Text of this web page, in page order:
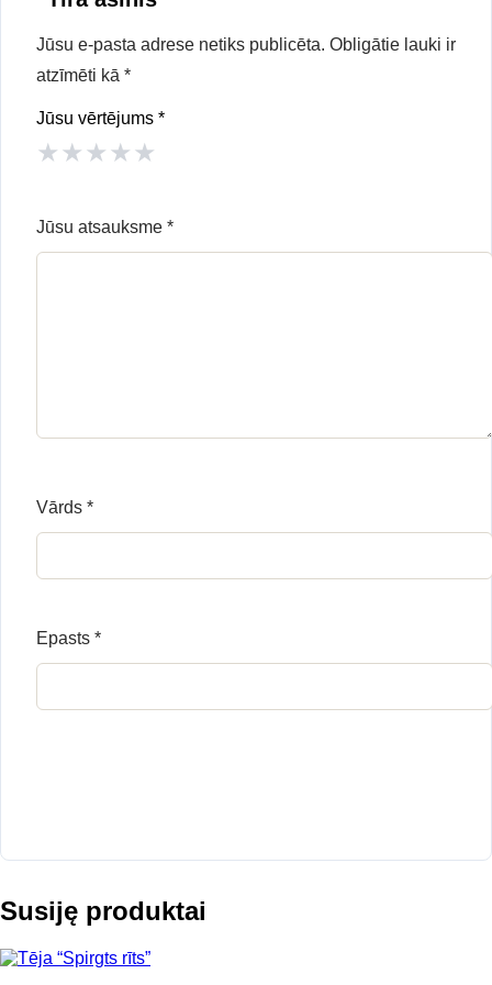
Jūsu e-pasta adrese netiks publicēta. Obligātie lauki ir
atzīmēti kā *
Jūsu vērtējums *
★★★★★
Jūsu atsauksme *
Vārds *
Epasts *
Susiję produktai